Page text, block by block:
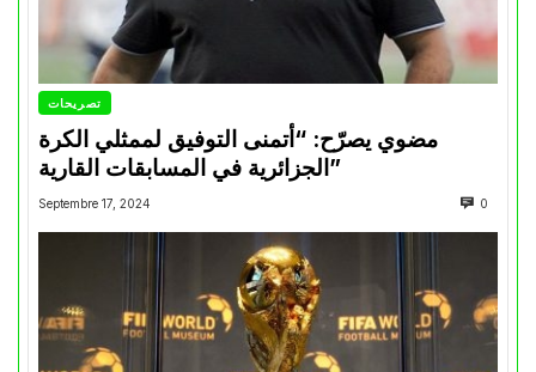
تصريحات
مضوي يصرّح: “أتمنى التوفيق لممثلي الكرة
الجزائرية في المسابقات القارية”
Septembre 17, 2024 0